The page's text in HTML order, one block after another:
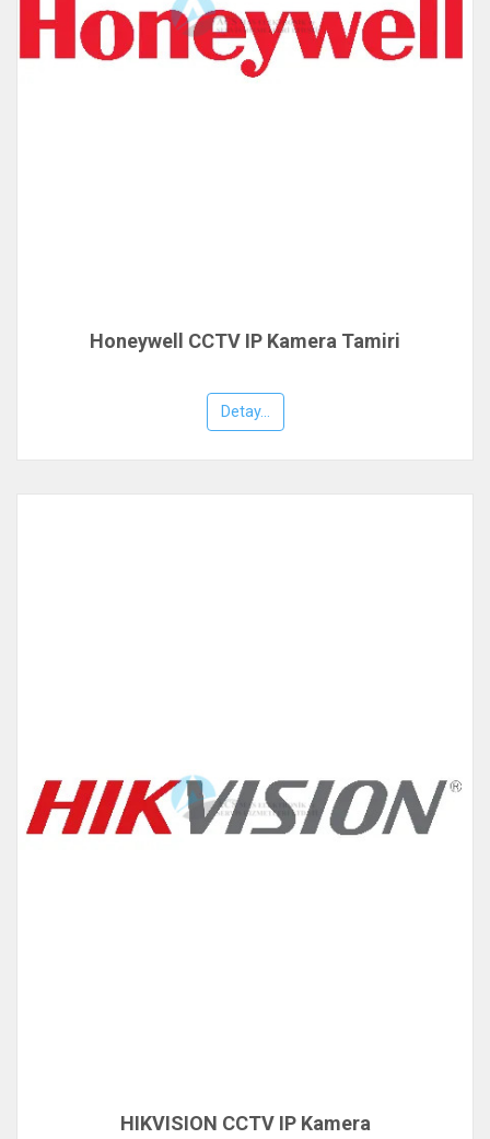
Honeywell CCTV IP Kamera Tamiri
Detay...
HIKVISION CCTV IP Kamera